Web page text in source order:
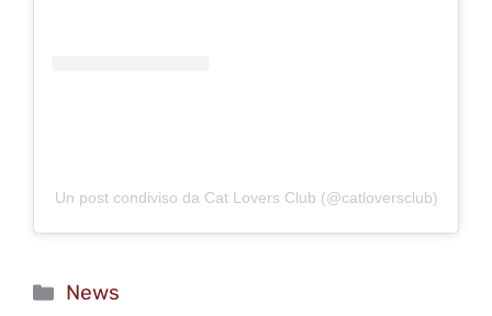
Un post condiviso da Cat Lovers Club (@catloversclub)
Categorie
News